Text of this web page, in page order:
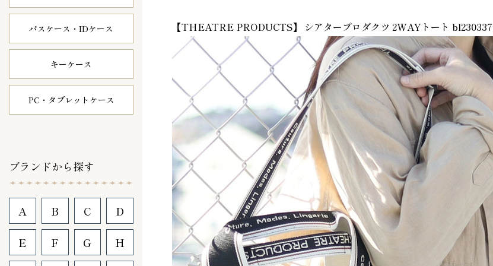
パスケース・ IDケース
キーケース
PC・タブレット ケース
ブランドから探す
A B C D
E F G H
【THEATRE PRODUCTS】 シアタープロダクツ 2WAYトート bl230337